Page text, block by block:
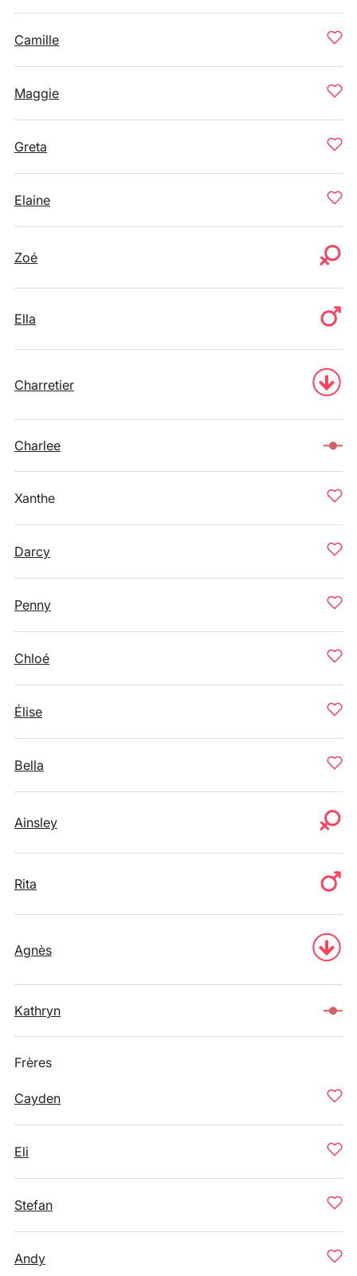
Camille
Maggie
Greta
Elaine
Zoé
Ella
Charretier
Charlee
Xanthe
Darcy
Penny
Chloé
Élise
Bella
Ainsley
Rita
Agnès
Kathryn
Frères
Cayden
Eli
Stefan
Andy